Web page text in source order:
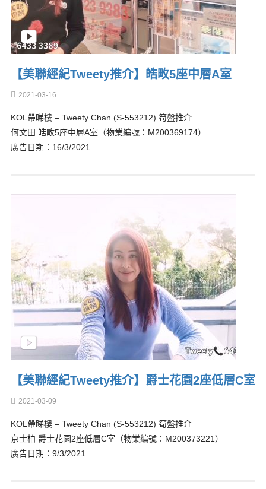
【美聯經紀Tweety推介】皓畋5座中層A室
2021-03-16
KOL帶睇樓 – Tweety Chan (S-553212) 筍盤推介
何文田 皓畋5座中層A室（物業編號：M200369174）
廣告日期：16/3/2021
【美聯經紀Tweety推介】爵士花園2座低層C室
2021-03-09
KOL帶睇樓 – Tweety Chan (S-553212) 筍盤推介
京士柏 爵士花園2座低層C室（物業編號：M200373221）
廣告日期：9/3/2021